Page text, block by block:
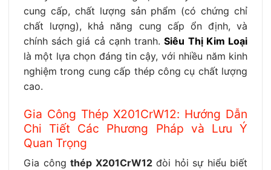
cung cấp, chất lượng sản phẩm (có chứng chỉ
chất lượng), khả năng cung cấp ổn định, và
chính sách giá cả cạnh tranh.Siêu Thị Kim Loại
là một lựa chọn đáng tin cậy, với nhiều năm kinh
nghiệm trong cung cấp thép công cụ chất lượng
cao.
Gia Công Thép X201CrW12: Hướng Dẫn
Chi Tiết Các Phương Pháp và Lưu Ý
Quan Trọng
Gia công thép X201CrW12đòi hỏi sự hiểu biết